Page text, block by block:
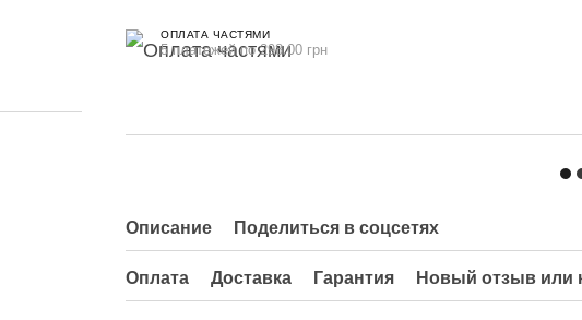
ОПЛАТА ЧАСТЯМИ
5 платежей по 298.00 грн
Описание Поделиться в соцсетях
Оплата Доставка Гарантия Новый отзыв или